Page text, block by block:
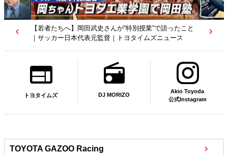
【トヨタディレクターズカット】クリエイターが工場を
映像作品に？従業員たちの涙の理由は…｜トヨタイムズ
トヨタイムズ DJ MORIZO
Akio Toyoda
公式Instagram
TOYOTA GAZOO Racing